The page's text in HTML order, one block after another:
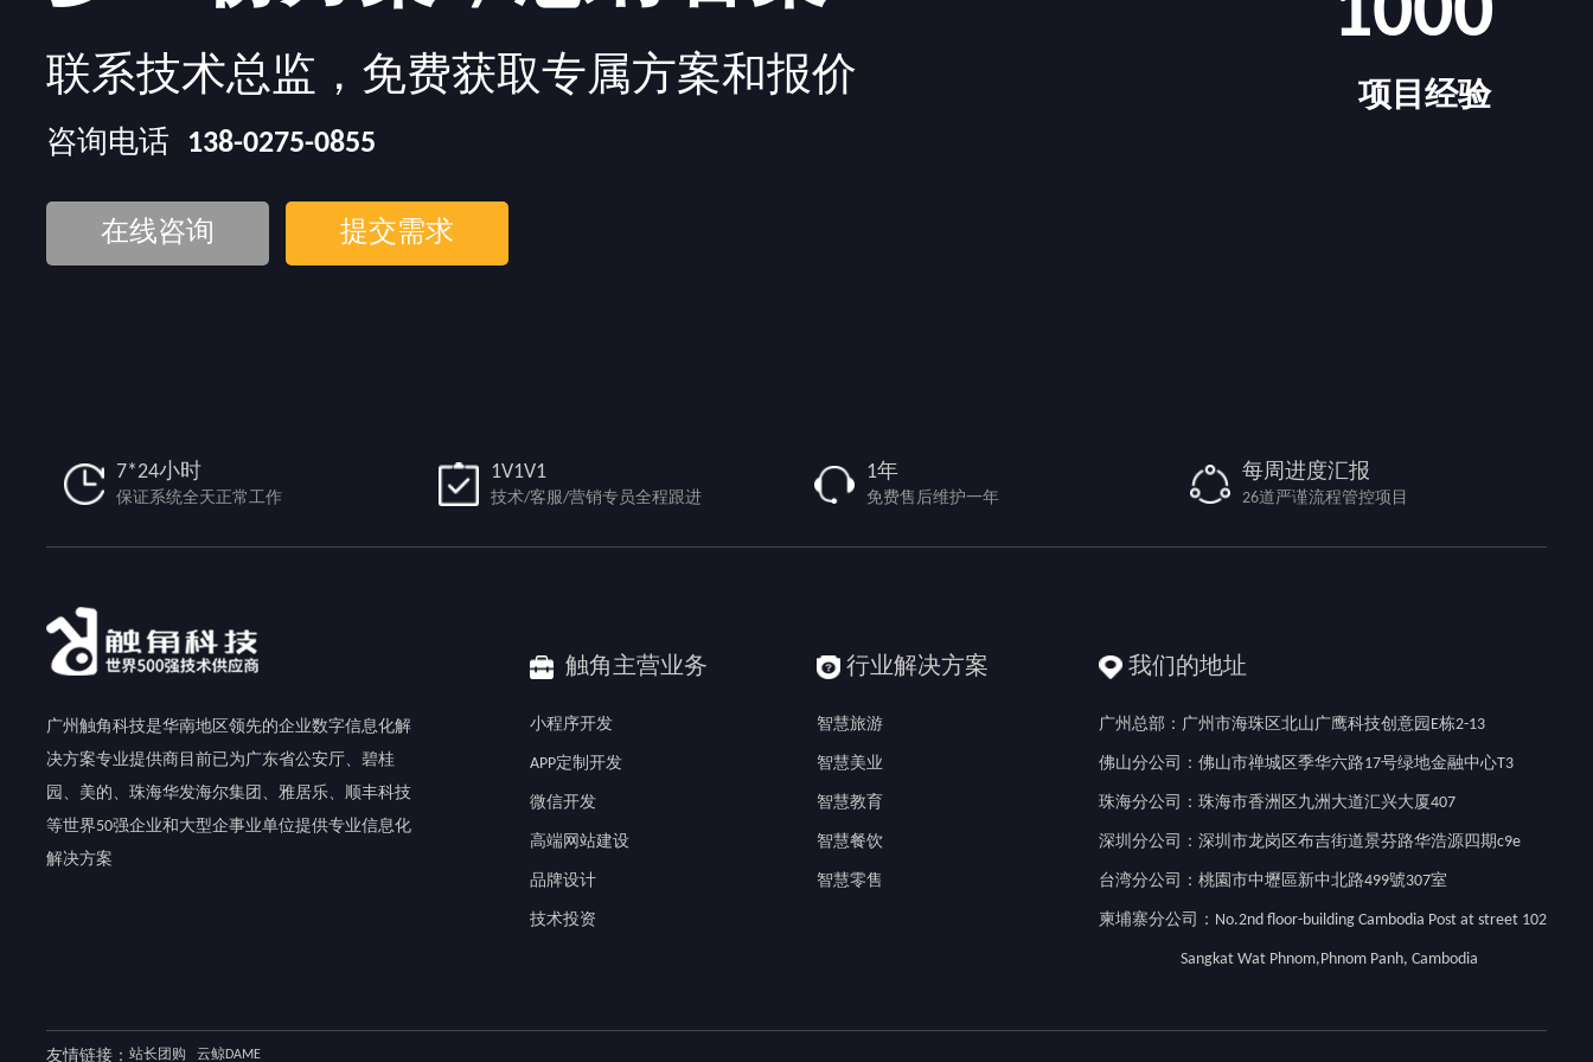
联系技术总监，免费获取专属方案和报价
咨询电话 138-0275-0855
在线咨询 提交需求
项目经验
7*24小时
保证系统全天正常工作
1V1V1
技术/客服/营销专员全程跟进
1年
免费售后维护一年
每周进度汇报
26道严谨流程管控项目
广州触角科技是华南地区领先的企业数字信息化解
决方案专业提供商目前已为广东省公安厅、碧桂
园、美的、珠海华发海尔集团、雅居乐、顺丰科技
等世界50强企业和大型企事业单位提供专业信息化
解决方案
触角主营业务
小程序开发
APP定制开发
微信开发
高端网站建设
品牌设计
技术投资
行业解决方案
智慧旅游
智慧美业
智慧教育
智慧餐饮
智慧零售
我们的地址
广州总部：广州市海珠区北山广鹰科技创意园E栋2-13
佛山分公司：佛山市禅城区季华六路17号绿地金融中心T3
珠海分公司：珠海市香洲区九洲大道汇兴大厦407
深圳分公司：深圳市龙岗区布吉街道景芬路华浩源四期c9e
台湾分公司：桃園市中壢區新中北路499號307室
柬埔寨分公司：No.2nd floor-building Cambodia Post at street 102
Sangkat Wat Phnom,Phnom Panh, Cambodia
友情链接： 站长团购 云鲸DAME